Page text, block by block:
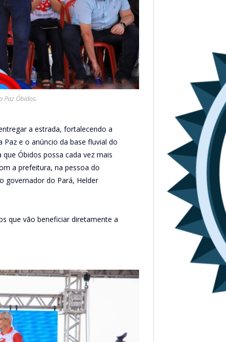
Paz Óbidos.
a estrada, fortalecendo a
e o anúncio da base fluvial do
Óbidos possa cada vez mais
a prefeitura, na pessoa do
governador do Pará, Helder
que vão beneficiar diretamente a